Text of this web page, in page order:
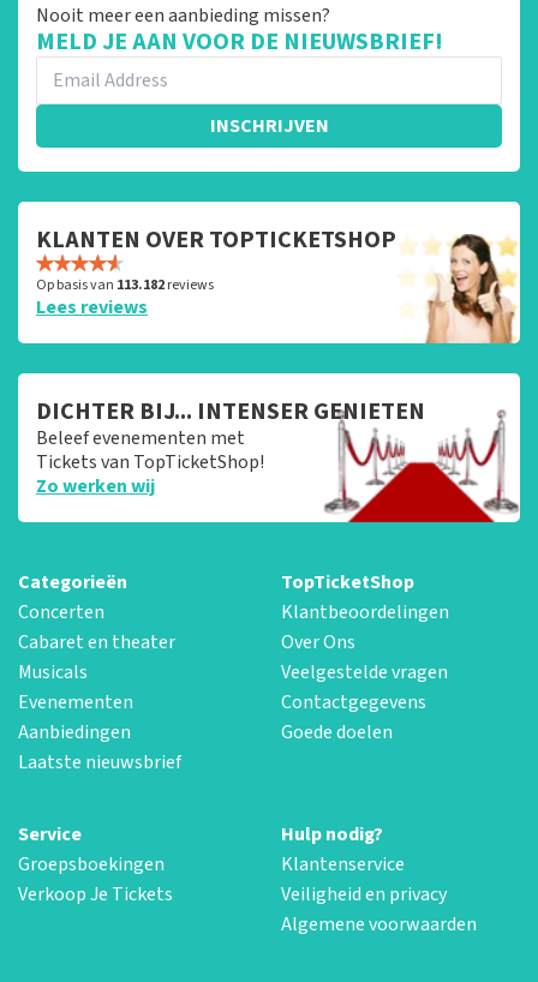
Nooit meer een aanbieding missen?
MELD JE AAN VOOR DE NIEUWSBRIEF!
INSCHRIJVEN
KLANTEN OVER TOPTICKETSHOP
Op basis van 113.182reviews
Lees reviews
DICHTER BIJ... INTENSER GENIETEN
Beleef evenementen met
Tickets van TopTicketShop!
Zo werken wij
Categorieën
Concerten
Cabaret en theater
Musicals
Evenementen
Aanbiedingen
Laatste nieuwsbrief
TopTicketShop
Klantbeoordelingen
Over Ons
Veelgestelde vragen
Contactgegevens
Goede doelen
Service
Groepsboekingen
Verkoop Je Tickets
Hulp nodig?
Klantenservice
Veiligheid en privacy
Algemene voorwaarden